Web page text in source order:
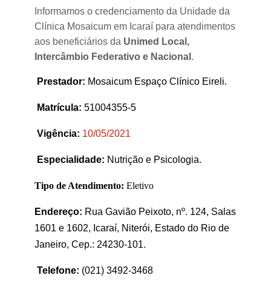
Informamos o credenciamento da Unidade da
Clínica Mosaicum em Icaraí para atendimentos
aos beneficiários da Unimed Local,
Intercâmbio Federativo e Nacional .
Prestador: Mosaicum Espaço Clínico Eireli.
Matrícula: 51004355-5
Vigência: 10/05/2021
Especialidade: Nutrição e Psicologia.
Tipo de Atendimento: Eletivo
Endereço: Rua Gavião Peixoto, nº. 124, Salas
1601 e 1602, Icaraí, Niterói, Estado do Rio de
Janeiro, Cep.: 24230-101.
Telefone: (021) 3492-3468